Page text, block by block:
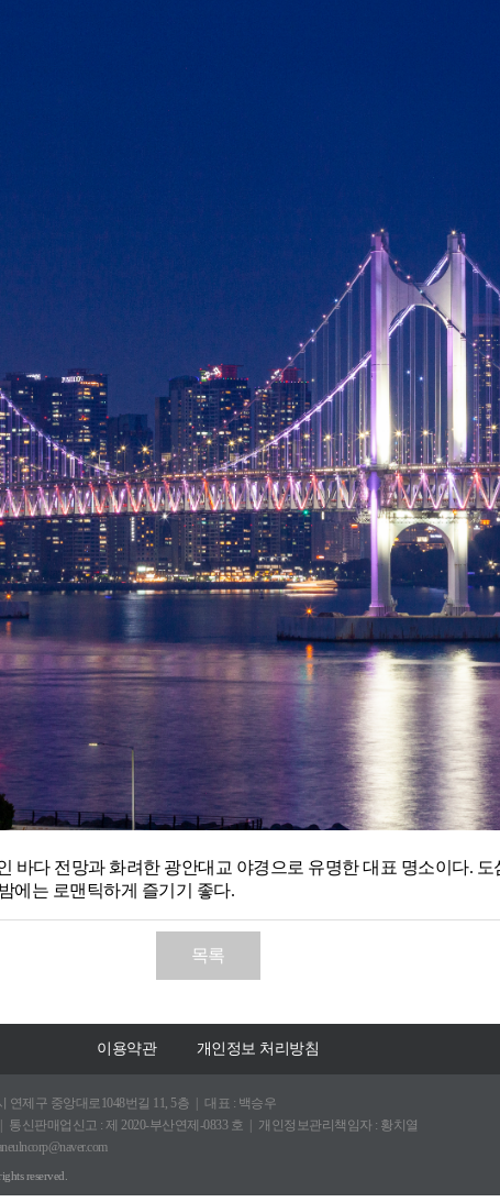
바다 전망과 화려한 광안대교 야경으로 유명한 대표 명소이다.
에는 로맨틱하게 즐기기 좋다.
목록
이용약관 개인정보 처리방침
연제구 중앙대로1048번길 11, 5층
대표 : 백승우
통신판매업신고 : 제 2020-부산연제-0833 호
개인정보관리책임자 : 황치열
reserved.